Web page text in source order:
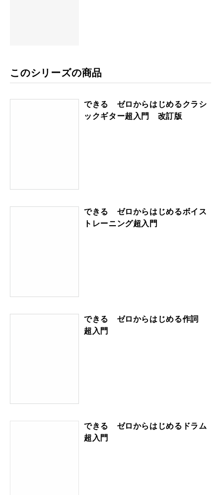
このシリーズの商品
できる ゼロからはじめるクラシ
ックギター超入門 改訂版
できる ゼロからはじめるボイス
トレーニング超入門
できる ゼロからはじめる作詞
超入門
できる ゼロからはじめるドラム
超入門